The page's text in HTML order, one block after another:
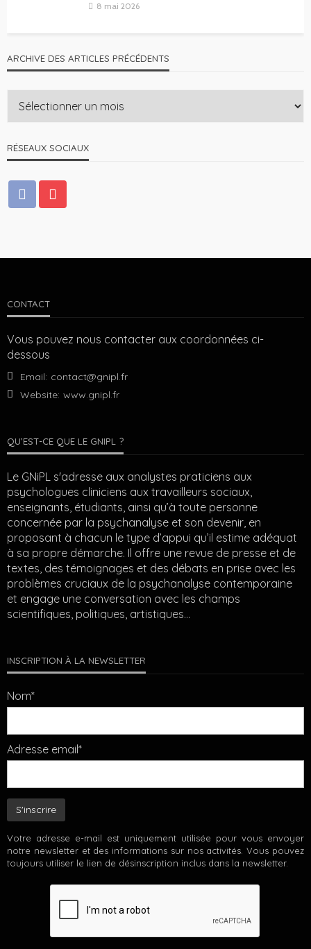
8 mai 2026
ARCHIVE DES ARTICLES PRÉCÉDENTS
RÉSEAUX SOCIAUX
CONTACT
Vous pouvez nous contacter aux coordonnées ci-
dessous
Email: contact@gnipl.fr
Website: www.gnipl.fr
QU’EST-CE QUE LE GNIPL ?
Le GNiPL s'adresse aux analystes praticiens aux
psychologues cliniciens aux travailleurs sociaux,
enseignants, étudiants, ainsi qu’à toute personne
concernée par la psychanalyse et son devenir, en
proposant à chacun le type d’appui qu’il estime adéquat
à sa propre démarche. Il offre une revue de presse et de
textes, des témoignages et des débats en prise avec les
problèmes cruciaux de la psychanalyse contemporaine
et engage une conversation avec les champs
scientifiques, politiques, artistiques…
INSCRIPTION À LA NEWSLETTER
Nom*
Adresse email*
Votre adresse e-mail est uniquement utilisée pour vous envoyer
notre newsletter et des informations sur nos activités. Vous pouvez
toujours utiliser le lien de désinscription inclus dans la newsletter.